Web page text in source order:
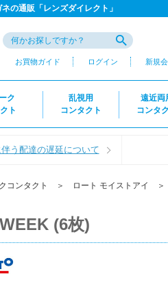
の通販「レンズダイレクト」
お買物ガイド ログイン 新規
ク
ト
乱視用
コンタクト
遠近両
コンタ
う配達の遅延について
コンタクト ＞ ロート モイストアイ
(6枚)